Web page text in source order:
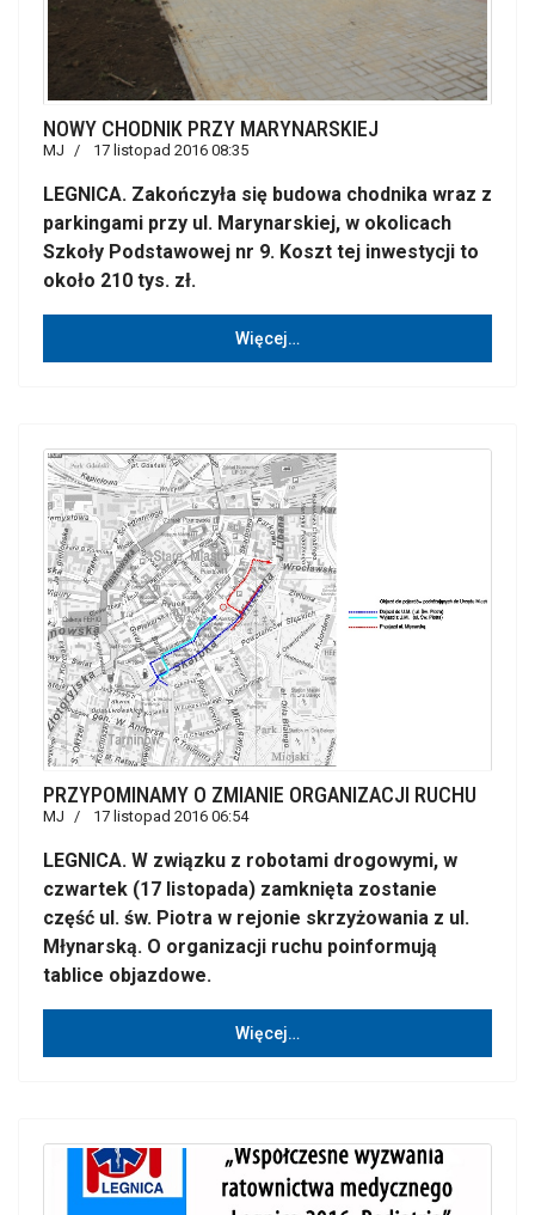
NOWY CHODNIK PRZY MARYNARSKIEJ
MJ 17 listopad 2016 08:35
LEGNICA. Zakończyła się budowa chodnika wraz z
parkingami przy ul. Marynarskiej, w okolicach
Szkoły Podstawowej nr 9. Koszt tej inwestycji to
około 210 tys. zł.
Więcej…
PRZYPOMINAMY O ZMIANIE ORGANIZACJI RUCHU
MJ 17 listopad 2016 06:54
LEGNICA. W związku z robotami drogowymi, w
czwartek (17 listopada) zamknięta zostanie
część ul. św. Piotra w rejonie skrzyżowania z ul.
Młynarską. O organizacji ruchu poinformują
tablice objazdowe.
Więcej…